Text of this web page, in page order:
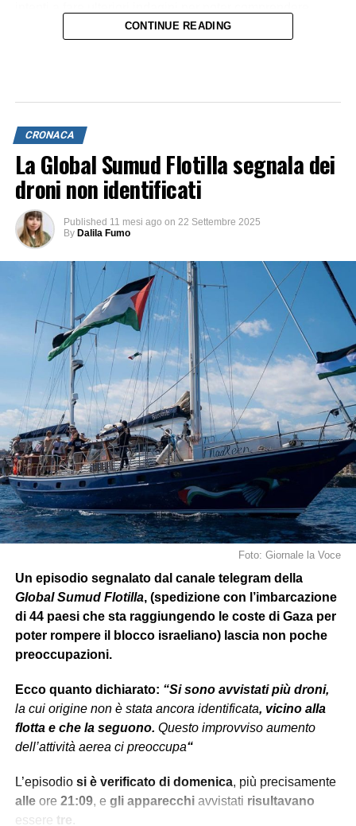
quale traiettoria abbia seguito il proiettile.
CONTINUE READING
CRONACA
La Global Sumud Flotilla segnala dei
droni non identificati
Published 11 mesi ago on 22 Settembre 2025
By Dalila Fumo
Foto: Giornale la Voce
Un episodio segnalato dal canale telegram della
Global Sumud Flotilla, (spedizione con l’imbarcazione
di 44 paesi che sta raggiungendo le coste di Gaza per
poter rompere il blocco israeliano) lascia non poche
preoccupazioni.
Ecco quanto dichiarato: “Si sono avvistati più droni,
la cui origine non è stata ancora identificata, vicino alla
flotta e che la seguono. Questo improvviso aumento
dell’attività aerea ci preoccupa“
L’episodiosi è verificato di domenica, più precisamente
alleore 21:09, e gli apparecchiavvistati risultavano
essere tre